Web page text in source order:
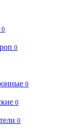
0
0
0
0
0